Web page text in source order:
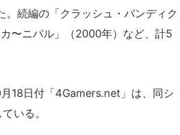
続編の「クラッシュ・バンディク
〜ニバル」（2000年）など、計5
18日付「4Gamers.net」は、同シ
いる。